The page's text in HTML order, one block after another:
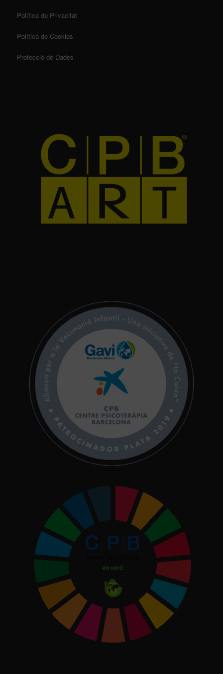
Política de Privacitat
Política de Cookies
Protecció de Dades